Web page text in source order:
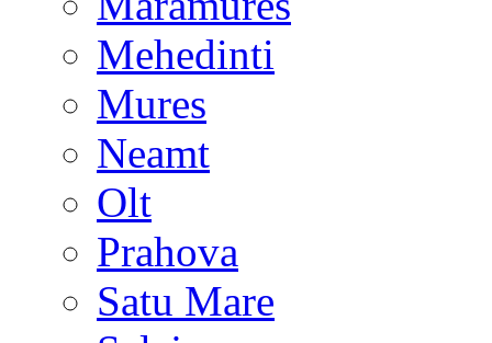
Mehedinti
Mures
Neamt
Olt
Prahova
Satu Mare